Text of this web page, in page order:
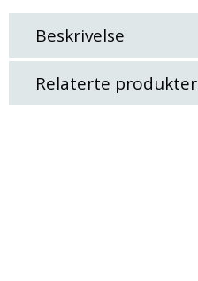
Beskrivelse
Relaterte produkter